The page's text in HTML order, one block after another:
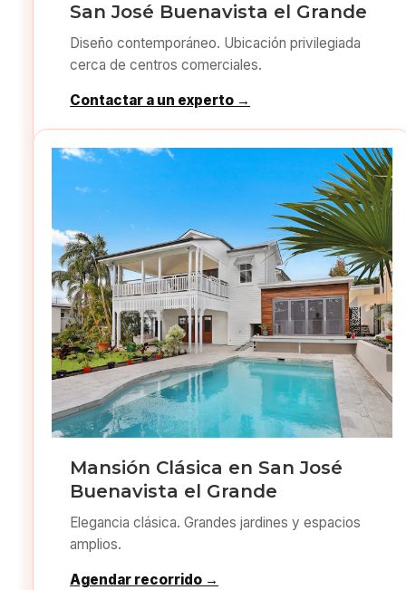
San José Buenavista el Grande
Diseño contemporáneo. Ubicación privilegiada
cerca de centros comerciales.
Contactar a un experto →
Mansión Clásica en San José
Buenavista el Grande
Elegancia clásica. Grandes jardines y espacios
amplios.
Agendar recorrido →